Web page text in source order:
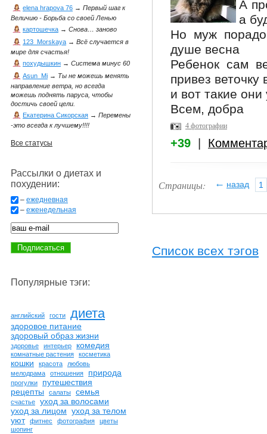
А
а
Но муж
душе весна
Ребенок сам
привез
и вот такие
Всем, добра
4 фотографии
+39
Страницы: назад
← 1
Список всех тэгов
elena hrapova 76 → Первый шаг к
Величию - Борьба со своей Ленью
картошечка → Снова… заново
123_Morskaya → Всё случается в
мире для счастья!
похудышкин → Система минус 60
Asun_Mi → Ты не можешь менять
направление ветра, но всегда
можешь поднять паруса, чтобы
достичь своей цели.
Екатерина Сикорская → Перемены
-это всегда к лучшему!!!!
Все статусы
Рассылки о диетах и
похудении:
– ежедневная
– еженедельная
Популярные тэги:
английский гости диета
здоровое питание
здоровый образ жизни
здоровье интерьер комедия
комнатные растения косметика
кошки красота
любовь
мелодрама
отношения природа
прогулки
путешествия
рецепты
салаты семья
счастье
уход за волосами
уход за лицом уход за телом
уют
фитнес фотография
цветы
шопинг